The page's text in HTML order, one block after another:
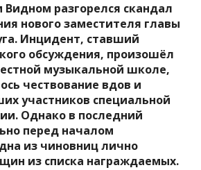
разгорелся скандал
нового заместителя главы
Инцидент, ставший
обсуждения, произошёл
музыкальной школе,
чествование вдов и
участников специальной
Однако в последний
перед началом
из чиновниц лично
из списка награждаемых.